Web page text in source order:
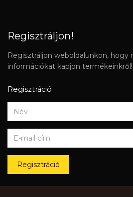
Regisztráljon!
Regisztráljon weboldalunkon, hogy
információkat kapjon termékeinkről!
Regisztráció
Regisztráció